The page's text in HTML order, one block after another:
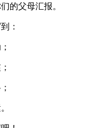
的父母汇报。
：